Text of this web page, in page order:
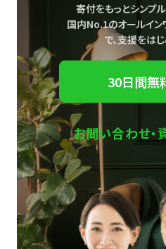
寄付をもっとシンプル
国内No.1のオールイン
で、支援をはじ
30日間無
お問い合わせ・